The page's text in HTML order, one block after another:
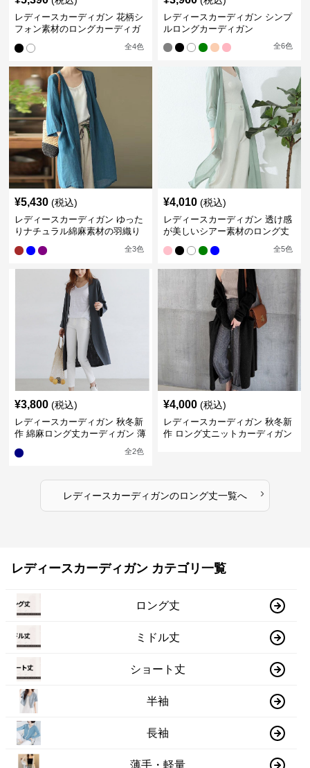
レディースカーディガン 花柄シ
フォン素材のロングカーディガ
全4色
レディースカーディガン シンプ
ルロングカーディガン
全6色
¥5,430 (税込)
レディースカーディガン ゆった
りナチュラル綿麻素材の羽織り
全3色
¥4,010 (税込)
レディースカーディガン 透け感
が美しいシアー素材のロング丈
全5色
¥3,800 (税込)
レディースカーディガン 秋冬新
作 綿麻ロング丈カーディガン 薄
全2色
¥4,000 (税込)
レディースカーディガン 秋冬新
作 ロング丈ニットカーディガン
レディースカーディガンのロング丈一覧へ ›
レディースカーディガン カテゴリ一覧
ロング丈
ミドル丈
ショート丈
半袖
長袖
薄手・軽量